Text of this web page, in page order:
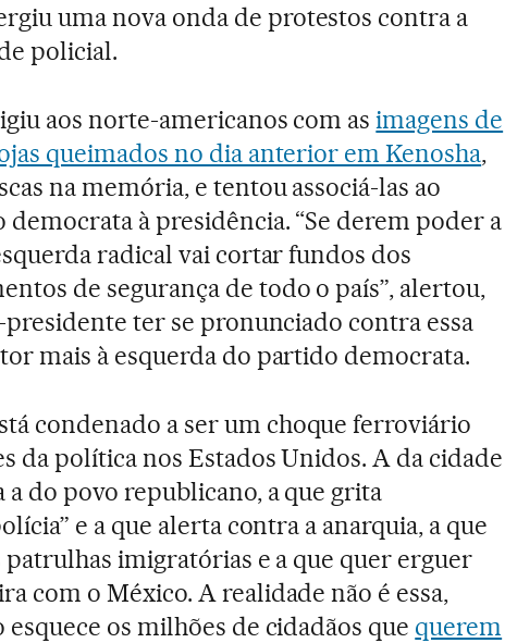
uma nova onda de protestos contra a
policial.
aos norte-americanos com asimagens de
queimados no dia anterior em Kenosha,
na memória, e tentou associá-las ao
democrata à presidência. “Se derem poder a
radical vai cortar fundos dos
de segurança de todo o país”, alertou,
presidente ter se pronunciado contra essa
mais à esquerda do partido democrata.
condenado a ser um choque ferroviário
da política nos Estados Unidos. A da cidade
do povo republicano, a que grita
e a que alerta contra a anarquia, a que
patrulhas imigratórias e a que quer erguer
com o México. A realidade não é essa,
os milhões de cidadãos que querem